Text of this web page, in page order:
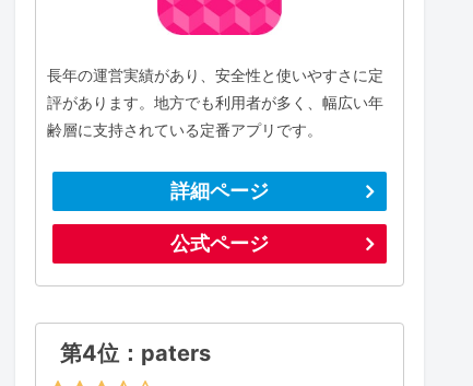
長年の運営実績があり、安全性と使いやすさに定
評があります。地方でも利用者が多く、幅広い年
齢層に支持されている定番アプリです。
詳細ページ
公式ページ
第4位：paters